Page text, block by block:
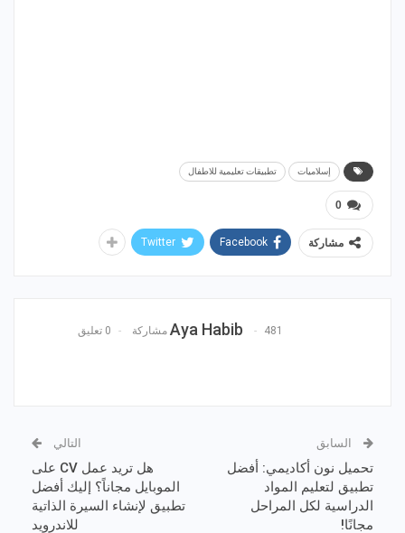
إسلاميات تطبيقات تعليمية للاطفال
0
مشاركة Facebook
Twitter
Aya Habib 481 مشاركة 0 تعليق
السابق
تحميل نون أكاديمي: أفضل
تطبيق لتعليم المواد
الدراسية لكل المراحل
مجانًا!
التالي
هل تريد عمل CV على
الموبايل مجاناً؟ إليك أفضل
تطبيق لإنشاء السيرة الذاتية
للاندرويد